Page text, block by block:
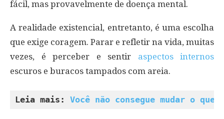
fácil, mas provavelmente de doença mental.
A realidade existencial, entretanto, é uma escolha
que exige coragem. Parar e refletir na vida, muitas
vezes, é perceber e sentir aspectos internos
escuros e buracos tampados com areia.
Leia mais: Você não consegue mudar o que